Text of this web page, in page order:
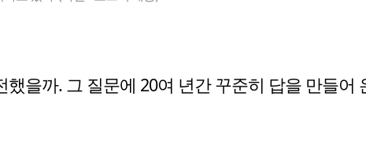
을까. 그 질문에 20여 년간 꾸준히 답을 만들어